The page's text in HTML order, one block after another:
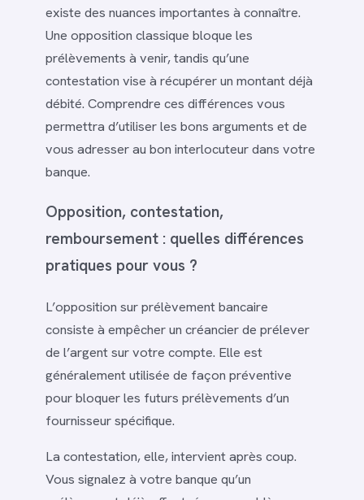
existe des nuances importantes à connaître.
Une opposition classique bloque les
prélèvements à venir, tandis qu’une
contestation vise à récupérer un montant déjà
débité. Comprendre ces différences vous
permettra d’utiliser les bons arguments et de
vous adresser au bon interlocuteur dans votre
banque.
Opposition, contestation,
remboursement : quelles différences
pratiques pour vous ?
L’opposition sur prélèvement bancaire
consiste à empêcher un créancier de prélever
de l’argent sur votre compte. Elle est
généralement utilisée de façon préventive
pour bloquer les futurs prélèvements d’un
fournisseur spécifique.
La contestation, elle, intervient après coup.
Vous signalez à votre banque qu’un